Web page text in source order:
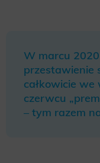
W marcu
przestawienie
całkowicie
czerwcu
– tym razem